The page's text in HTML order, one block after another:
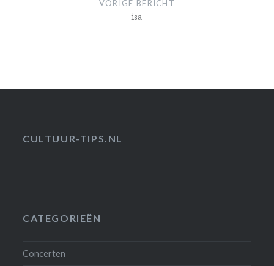
VORIGE BERICHT
isa
CULTUUR-TIPS.NL
CATEGORIEËN
Concerten